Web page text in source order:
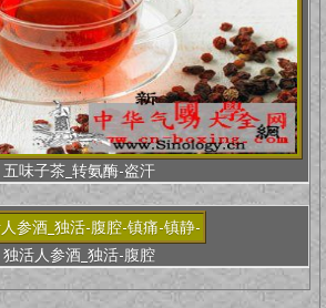
五味子茶_转氨酶-盗汗
独活人参酒_独活-腹腔